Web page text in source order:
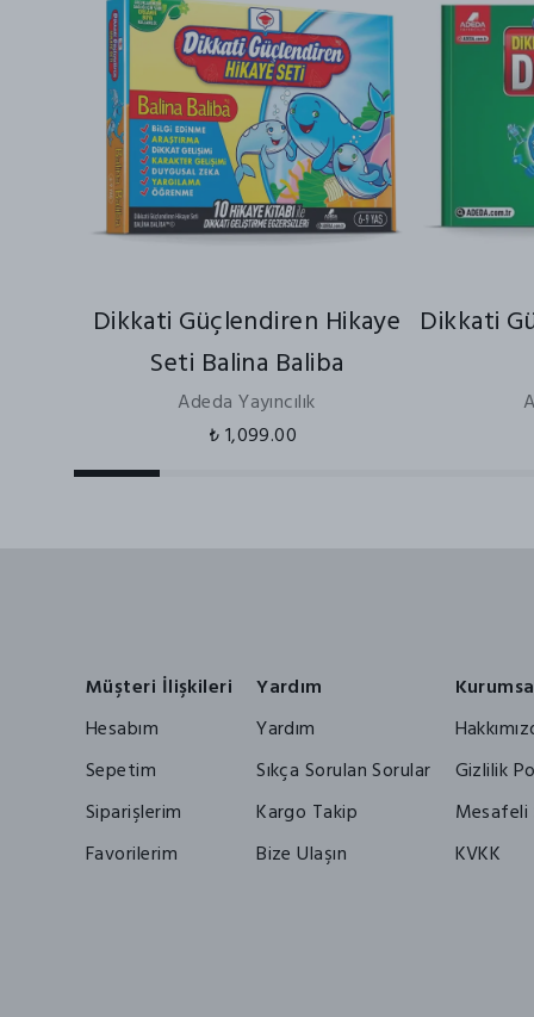
Dikkati Güçlendiren Hikaye
Seti Balina Baliba
Adeda Yayıncılık
₺ 1,099.00
Dikkati
Müşteri İlişkileri
Hesabım
Sepetim
Siparişlerim
Favorilerim
Yardım
Yardım
Sıkça Sorulan Sorular
Kargo Takip
Bize Ulaşın
Gizlilik
Mesafeli
KVKK